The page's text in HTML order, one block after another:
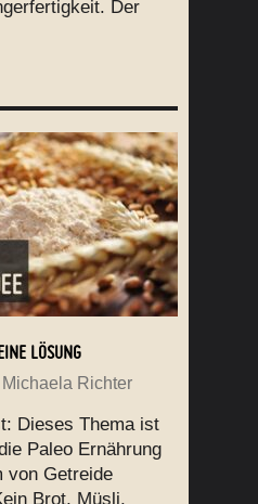
Der
LÖSUNG
Michaela Richter
Dieses Thema ist
Paleo Ernährung
von Getreide
Brot, Müsli,